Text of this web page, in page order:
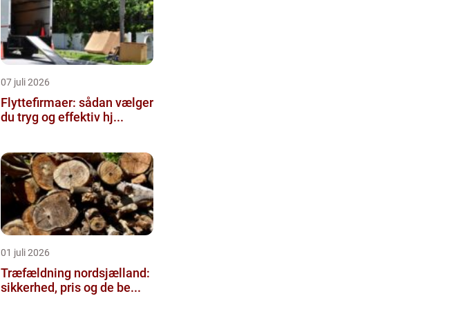
07 juli 2026
Flyttefirmaer: sådan vælger
du tryg og effektiv hj...
01 juli 2026
Træfældning nordsjælland:
sikkerhed, pris og de be...